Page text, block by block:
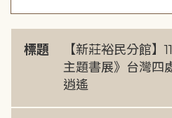
標題
【新莊裕民分館】
主題書展》台灣四
逍遙